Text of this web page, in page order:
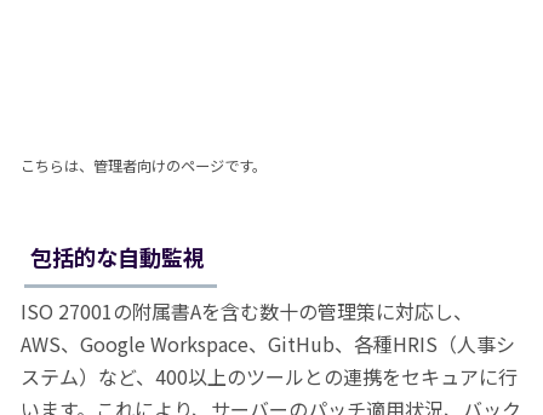
こちらは、管理者向けのページです。
包括的な自動監視
ISO 27001の附属書Aを含む数十の管理策に対応し、
AWS、Google Workspace、GitHub、各種HRIS（人事シ
ステム）など、400以上のツールとの連携をセキュアに行
います。これにより、サーバーのパッチ適用状況、バック